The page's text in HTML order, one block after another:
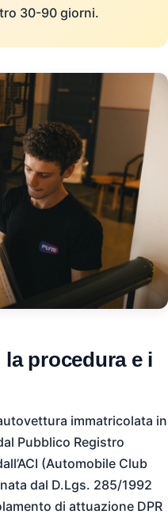
30-90 giorni.
procedura e i
immatricolata in
Pubblico Registro
(Automobile Club
dal D.Lgs. 285/1992
di attuazione DPR